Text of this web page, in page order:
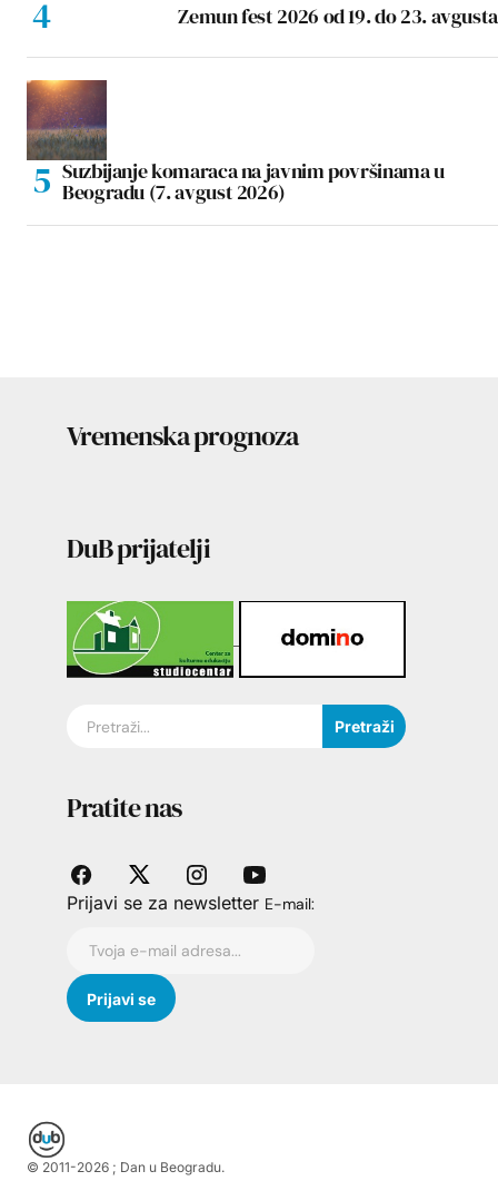
Zemun fest 2026 od 19. do 23. avgusta
Suzbijanje komaraca na javnim površinama u
Beogradu (7. avgust 2026)
Vremenska prognoza
DuB prijatelji
Pretraži
Pratite nas
Prijavi se za newsletter E-mail:
© 2011-2026 ; Dan u Beogradu.